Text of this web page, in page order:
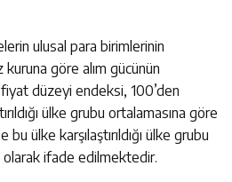
ulusal para birimlerinin
kuruna göre alım gücünün
düzeyi endeksi, 100’den
ülke grubu ortalamasına göre
bu ülke karşılaştırıldığı ülke grubu
olarak ifade edilmektedir.